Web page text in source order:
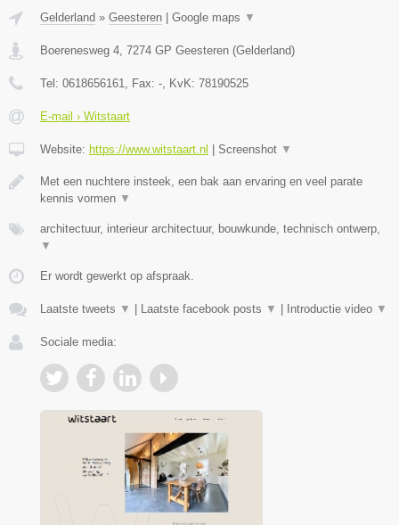
Gelderland » Geesteren | Google maps ▼
Boerenesweg 4 7274 GP Geesteren (Gelderland)
Tel: 0618656161 , Fax: - , KvK: 78190525
E-mail › Witstaart
Website: https://www.witstaart.nl | Screenshot ▼
Met een nuchtere insteek, een bak aan ervaring en veel parate
kennis vormen ▼
architectuur, interieur architectuur, bouwkunde, technisch ontwerp,
▼
Er wordt gewerkt op afspraak.
Laatste tweets ▼ | Laatste facebook posts ▼ | Introductie video ▼
Sociale media: